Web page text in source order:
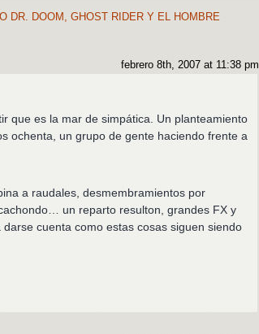
DR. DOOM, GHOST RIDER Y EL HOMBRE
febrero 8th, 2007 at 11:38 pm
que es la mar de simpática. Un planteamiento
ochenta, un grupo de gente haciendo frente a
a raudales, desmembramientos por
un reparto resulton, grandes FX y
cuenta como estas cosas siguen siendo